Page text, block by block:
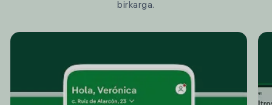
birkarga.